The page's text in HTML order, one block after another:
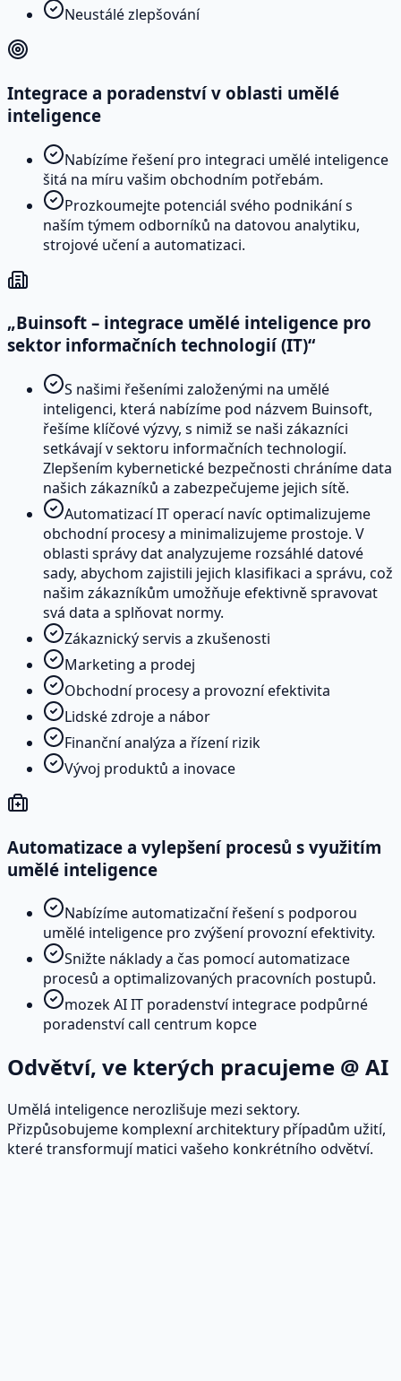
Neustálé zlepšování
Integrace a poradenství v oblasti umělé
inteligence
Nabízíme řešení pro integraci umělé inteligence
šitá na míru vašim obchodním potřebám.
Prozkoumejte potenciál svého podnikání s
naším týmem odborníků na datovou analytiku,
strojové učení a automatizaci.
„Buinsoft – integrace umělé inteligence pro
sektor informačních technologií (IT)“
S našimi řešeními založenými na umělé
inteligenci, která nabízíme pod názvem Buinsoft,
řešíme klíčové výzvy, s nimiž se naši zákazníci
setkávají v sektoru informačních technologií.
Zlepšením kybernetické bezpečnosti chráníme data
našich zákazníků a zabezpečujeme jejich sítě.
Automatizací IT operací navíc optimalizujeme
obchodní procesy a minimalizujeme prostoje. V
oblasti správy dat analyzujeme rozsáhlé datové
sady, abychom zajistili jejich klasifikaci a správu, což
našim zákazníkům umožňuje efektivně spravovat
svá data a splňovat normy.
Zákaznický servis a zkušenosti
Marketing a prodej
Obchodní procesy a provozní efektivita
Lidské zdroje a nábor
Finanční analýza a řízení rizik
Vývoj produktů a inovace
Automatizace a vylepšení procesů s využitím
umělé inteligence
Nabízíme automatizační řešení s podporou
umělé inteligence pro zvýšení provozní efektivity.
Snižte náklady a čas pomocí automatizace
procesů a optimalizovaných pracovních postupů.
mozek AI IT poradenství integrace podpůrné
poradenství call centrum kopce
Odvětví, ve kterých pracujeme @ AI
Umělá inteligence nerozlišuje mezi sektory.
Přizpůsobujeme komplexní architektury případům užití,
které transformují matici vašeho konkrétního odvětví.